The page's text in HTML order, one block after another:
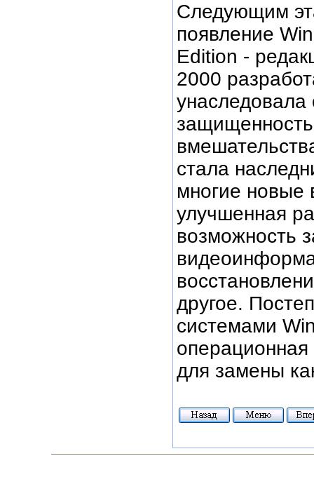
Следующим
появление
Edition -
2000
стала
многие новые
улучшенная
возможность
другое.
системами
для замены